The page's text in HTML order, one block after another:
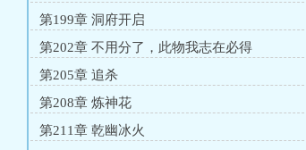
第199章 洞府开启
第202章 不用分了，此物我志在必得
第205章 追杀
第208章 炼神花
第211章 乾幽冰火